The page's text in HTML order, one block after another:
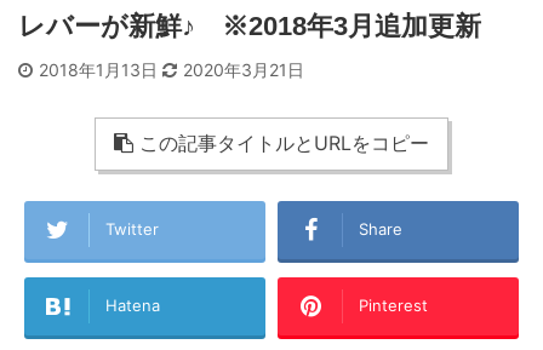
レバーが新鮮♪ ※2018年3月追加更新
2018年1月13日 2020年3月21日
この記事タイトルとURLをコピー
Twitter Share
Hatena Pinterest